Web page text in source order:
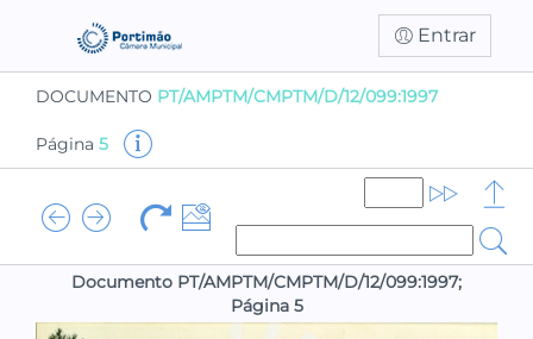
Entrar
DOCUMENTO PT/AMPTM/CMPTM/D/12/099:1997
Página 5
Documento PT/AMPTM/CMPTM/D/12/099:1997;
Página 5